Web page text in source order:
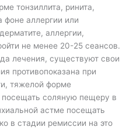
тонзиллита, ринита,
фоне аллергии или
аллергии,
не менее 20-25 сеансов.
лечения, существуют свои
противопоказана при
тяжелой форме
соляную пещеру в
астме посещать
в стадии ремиссии на это